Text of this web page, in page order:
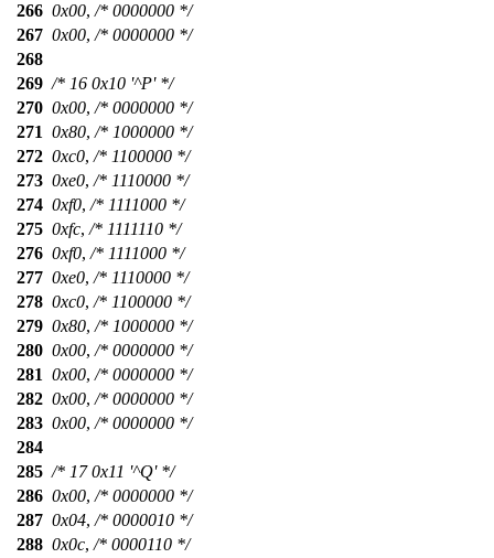
266 0x00, /* 0000000 */
267 0x00, /* 0000000 */
268
269 /* 16 0x10 '^P' */
270 0x00, /* 0000000 */
271 0x80, /* 1000000 */
272 0xc0, /* 1100000 */
273 0xe0, /* 1110000 */
274 0xf0, /* 1111000 */
275 0xfc, /* 1111110 */
276 0xf0, /* 1111000 */
277 0xe0, /* 1110000 */
278 0xc0, /* 1100000 */
279 0x80, /* 1000000 */
280 0x00, /* 0000000 */
281 0x00, /* 0000000 */
282 0x00, /* 0000000 */
283 0x00, /* 0000000 */
284
285 /* 17 0x11 '^Q' */
286 0x00, /* 0000000 */
287 0x04, /* 0000010 */
288 0x0c, /* 0000110 */